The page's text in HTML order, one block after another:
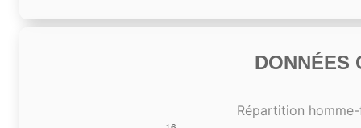
DONNÉES
Répartition